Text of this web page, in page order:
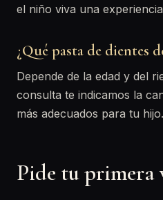
el niño viva una
¿Qué pasta de dientes
Depende de la edad y del
consulta te indicamos la
más adecuados para tu hijo.
Pide tu